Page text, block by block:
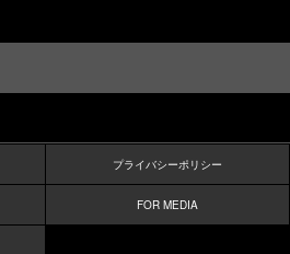
プライバシーポリシー
FOR MEDIA